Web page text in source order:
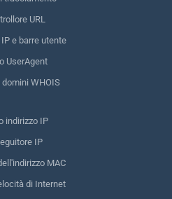
URL
e barre utente
UserAgent
domini WHOIS
indirizzo IP
IP
MAC
di Internet